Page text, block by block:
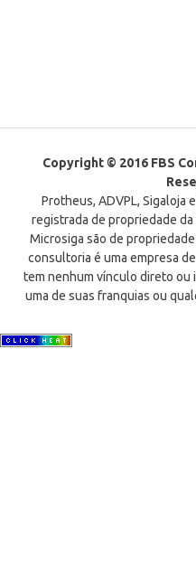
Copyright © 2016 FBS
Protheus, ADVPL, Sigaloja
registrada de propriedade da
Microsiga são de propriedade
consultoria é uma empresa
tem nenhum vínculo direto ou
uma de suas franquias ou